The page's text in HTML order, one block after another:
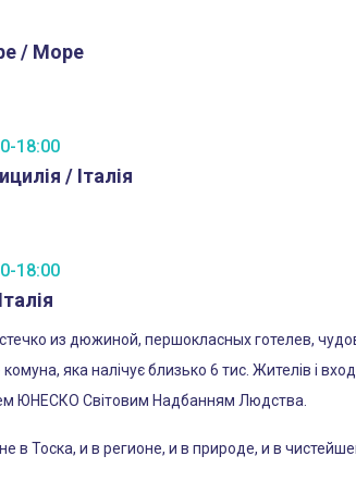
/ Море
18:00
/ Італія
18:00
из дюжиной, першокласных готелев,
яка налічує близько 6 тис. Жителів і
ЮНЕСКО Світовим Надбанням Людства.
в Тоска, и в регионе, и в природе, и в